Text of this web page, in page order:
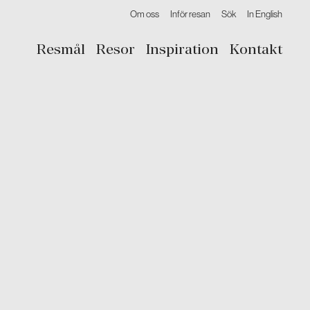
Om oss Inför resan Sök In English
Resmål Resor Inspiration Kontakt